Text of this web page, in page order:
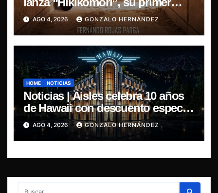
disco solista
AGO 4, 2026 GONZALO HERNÁNDEZ
HOME NOTICIAS
Noticias | Aisles celebra 10 años
de Hawaii con descuento especial
en LP y CD
AGO 4, 2026 GONZALO HERNÁNDEZ